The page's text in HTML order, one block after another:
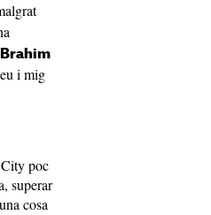
Brahim
i mig
poc
superar
cosa